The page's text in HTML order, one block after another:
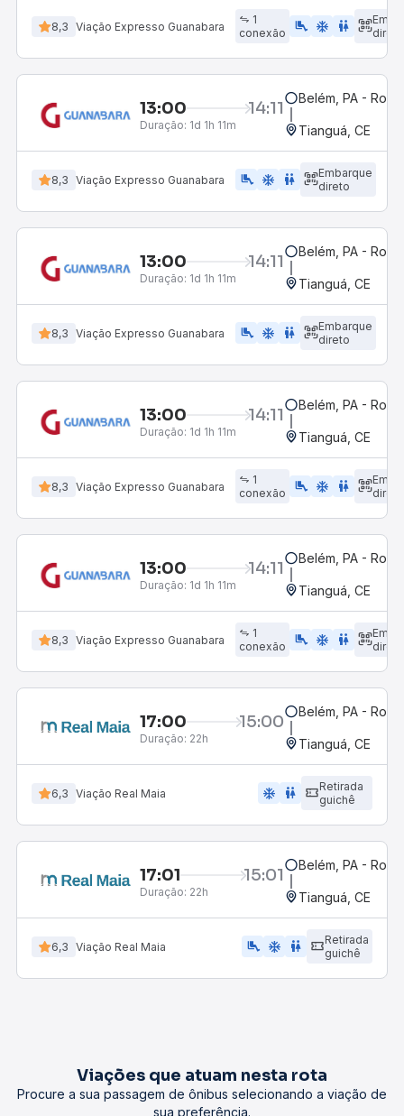
8,3 Viação Expresso Guanabara
1
conexão
airline_seat_legroom_extra ac_unit WC
direto
13:00 14:11
Duração: 1d 1h 11m
Belém, PA -
Tianguá, CE
8,3 Viação Expresso Guanabara airline_seat_legroom_extra ac_unit WC
Embarque
direto
13:00 14:11
Duração: 1d 1h 11m
Belém, PA -
Tianguá, CE
8,3 Viação Expresso Guanabara airline_seat_legroom_extra ac_unit wc
Embarque
direto
13:00 14:11
Duração: 1d 1h 11m
Belém, PA -
Tianguá, CE
8,3 Viação Expresso Guanabara
1
conexão
airline_seat_legroom_extra ac_unit wc
direto
13:00 14:11
Duração: 1d 1h 11m
Belém, PA -
Tianguá, CE
8,3 Viação Expresso Guanabara
1
conexão
airline_seat_legroom_extra ac_unit wc
direto
17:00 15:00
Duração: 22h
Belém, PA -
Tianguá, CE
6,3 Viação Real Maia ac_unit wc
Retirada
guichê
17:01 15:01
Duração: 22h
Belém, PA -
Tianguá, CE
6,3 Viação Real Maia airline_seat_legroom_extra ac_unit wc
Retirada
guichê
Viações que atuam nesta rota
Procure a sua passagem de ônibus selecionando a viação de
sua preferência.